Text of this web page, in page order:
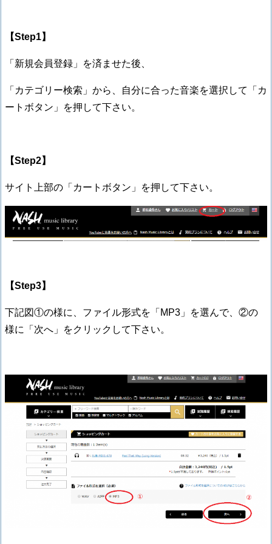
【Step1】
「新規会員登録」を済ませた後、
「カテゴリー検索」から、自分に合った音楽を選択して「カ
ートボタン」を押して下さい。
【Step2】
サイト上部の「カートボタン」を押して下さい。
【Step3】
下記図①の様に、ファイル形式を「MP3」を選んで、②の
様に「次へ」をクリックして下さい。